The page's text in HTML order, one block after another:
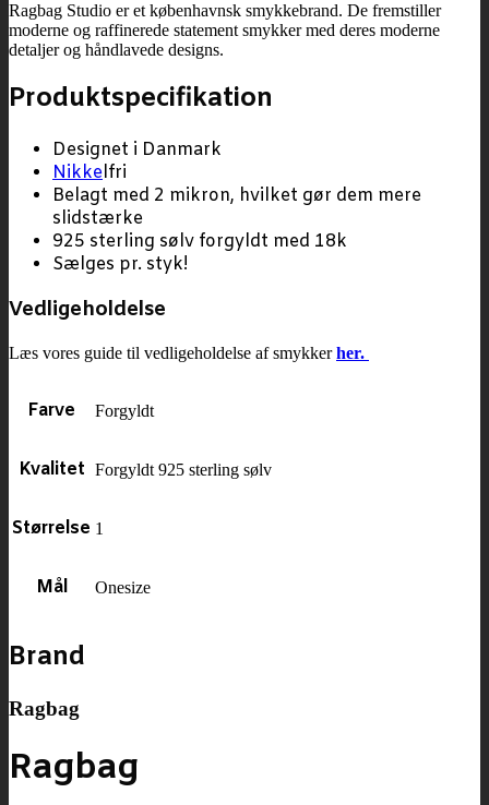
Ragbag Studio er et københavnsk smykkebrand. De fremstiller
moderne og raffinerede statement smykker med deres moderne
detaljer og håndlavede designs.
Produktspecifikation
Designet i Danmark
Nikkelfri
Belagt med 2 mikron, hvilket gør dem mere
slidstærke
925 sterling sølv forgyldt med 18k
Sælges pr. styk!
Vedligeholdelse
Læs vores guide til vedligeholdelse af smykkerher.
Farve Forgyldt
Kvalitet Forgyldt 925 sterling sølv
Størrelse 1
Mål Onesize
Brand
Ragbag
Ragbag